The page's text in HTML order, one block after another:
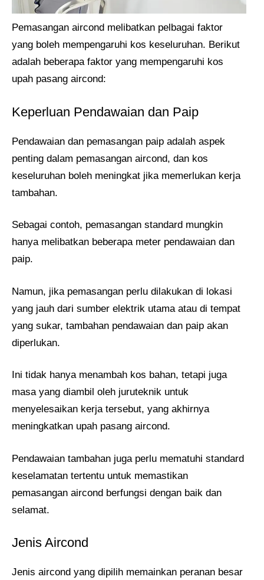
Pemasangan aircond melibatkan pelbagai faktor
yang boleh mempengaruhi kos keseluruhan. Berikut
adalah beberapa faktor yang mempengaruhi kos
upah pasang aircond:
Keperluan Pendawaian dan Paip
Pendawaian dan pemasangan paip adalah aspek
penting dalam pemasangan aircond, dan kos
keseluruhan boleh meningkat jika memerlukan kerja
tambahan.
Sebagai contoh, pemasangan standard mungkin
hanya melibatkan beberapa meter pendawaian dan
paip.
Namun, jika pemasangan perlu dilakukan di lokasi
yang jauh dari sumber elektrik utama atau di tempat
yang sukar, tambahan pendawaian dan paip akan
diperlukan.
Ini tidak hanya menambah kos bahan, tetapi juga
masa yang diambil oleh juruteknik untuk
menyelesaikan kerja tersebut, yang akhirnya
meningkatkan upah pasang aircond.
Pendawaian tambahan juga perlu mematuhi standard
keselamatan tertentu untuk memastikan
pemasangan aircond berfungsi dengan baik dan
selamat.
Jenis Aircond
Jenis aircond yang dipilih memainkan peranan besar